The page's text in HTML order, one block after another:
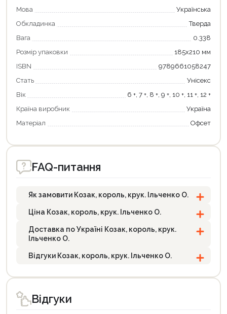
Мова
Українська
Обкладинка
Тверда
Вага
0.338
Розмір упаковки
185х210 мм
ISBN
9789661058247
Стать
Унісекс
Вік
6 +, 7 +, 8 +, 9 +, 10 +, 11 +, 12 +
Країна виробник
Україна
Матеріал
Офсет
FAQ-питання
Як замовити Козак, король, крук. Ільченко О.
Ціна Козак, король, крук. Ільченко О.
Доставка по Україні Козак, король, крук.
Ільченко О.
Відгуки Козак, король, крук. Ільченко О.
Відгуки